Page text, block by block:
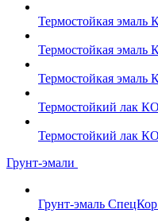
Термостойкая эмаль
Термостойкая эмаль
Термостойкая эмаль
Термостойкий лак
Термостойкий лак
Грунт-эмали
Грунт-эмаль